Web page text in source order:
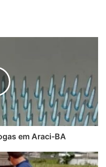
em Araci-BA